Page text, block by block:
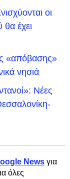
οι
θα έχει
«απόβασης»
νησιά
Νέες
News για
όλες